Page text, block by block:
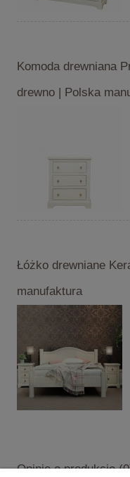
Komoda drewniana
drewno | Polska
Łóżko drewniane
manufaktura
Opinie o produkcie